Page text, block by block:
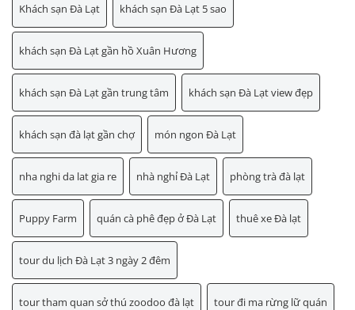
Khách sạn Đà Lạt khách sạn Đà Lạt 5 sao
khách sạn Đà Lạt gần hồ Xuân Hương
khách sạn Đà Lạt gần trung tâm khách sạn Đà Lạt view đẹp
khách sạn đà lạt gần chợ món ngon Đà Lạt
nha nghi da lat gia re nhà nghỉ Đà Lạt phòng trà đà lạt
Puppy Farm quán cà phê đẹp ở Đà Lạt thuê xe Đà lạt
tour du lịch Đà Lạt 3 ngày 2 đêm
tour tham quan sở thú zoodoo đà lạt tour đi ma rừng lữ quán